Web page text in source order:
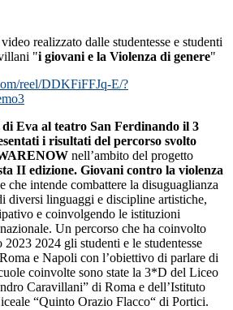
realizzato dalle studentesse e studenti
"i giovani e la Violenza di genere"
reel/DDKFiFFJq-E/?
Eva al teatro San Ferdinando il 3
i risultati del percorso svolto
nell’ambito del progetto
II edizione. Giovani contro la violenza
che intende combattere la disuguaglianza
diversi linguaggi e discipline artistiche,
e coinvolgendo le istituzioni
Un percorso che ha coinvolto
2023 2024 gli studenti e le studentesse
e Napoli con l’obiettivo di parlare di
coinvolte sono state la 3*D del Liceo
Caravillani” di Roma e dell’Istituto
“Quinto Orazio Flacco“ di Portici.